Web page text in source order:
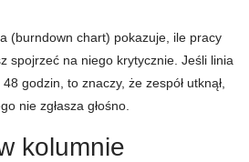
(burndown chart) pokazuje, ile pracy
spojrzeć na niego krytycznie. Jeśli linia
godzin, to znaczy, że zespół utknął,
nie zgłasza głośno.
kolumnie